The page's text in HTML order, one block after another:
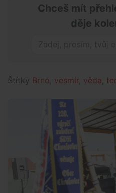
Chceš mít
děje
Štítky Brno , vesmír, věda,